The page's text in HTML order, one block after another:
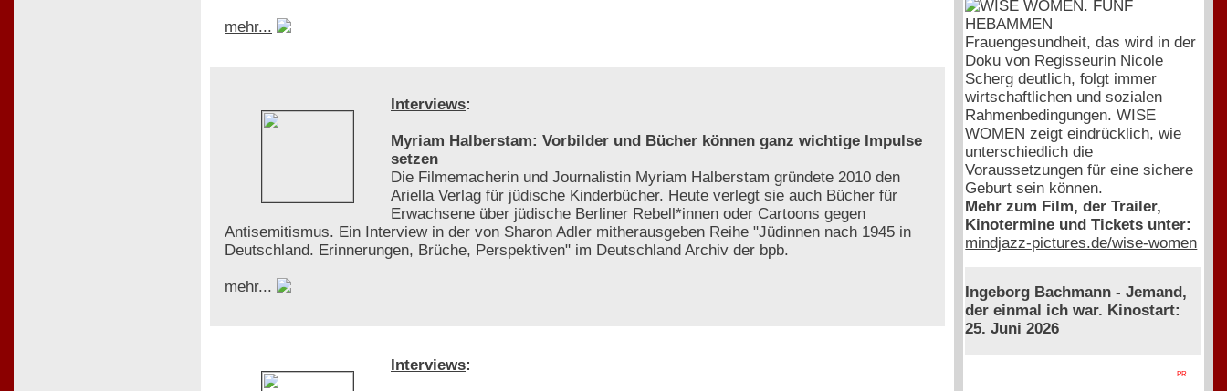
mehr...
Interviews:
Myriam Halberstam: Vorbilder und Bücher können ganz wichtige Impulse
setzen
Die Filmemacherin und Journalistin Myriam Halberstam gründete 2010 den
Ariella Verlag für jüdische Kinderbücher. Heute verlegt sie auch Bücher für
Erwachsene über jüdische Berliner Rebell*innen oder Cartoons gegen
Antisemitismus. Ein Interview in der von Sharon Adler mitherausgeben Reihe "Jüdinnen nach 1945 in
Deutschland. Erinnerungen, Brüche, Perspektiven" im Deutschland Archiv der bpb.
mehr...
Interviews:
Frauengesundheit, das wird in der
Doku von Regisseurin Nicole
Scherg deutlich, folgt immer
wirtschaftlichen und sozialen
Rahmenbedingungen. WISE
WOMEN zeigt eindrücklich, wie
unterschiedlich die
Voraussetzungen für eine sichere
Geburt sein können.
Mehr zum Film, der Trailer,
Kinotermine und Tickets unter:
mindjazz-pictures.de/wise-women
Ingeborg Bachmann - Jemand,
der einmal ich war. Kinostart:
25. Juni 2026
. . . . PR . . . .